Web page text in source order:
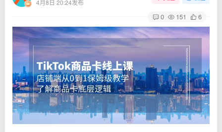
4月8日 20:24发布
0 151 6